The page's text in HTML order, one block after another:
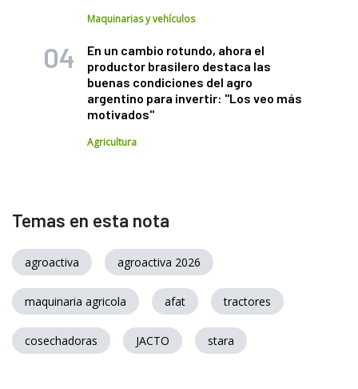
Maquinarias y vehículos
En un cambio rotundo, ahora el
productor brasilero destaca las
buenas condiciones del agro
argentino para invertir: "Los veo más
motivados"
Agricultura
Temas en esta nota
agroactiva agroactiva 2026
maquinaria agricola afat tractores
cosechadoras JACTO stara